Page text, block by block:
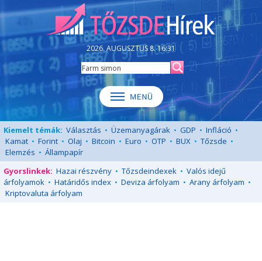
2026. AUGUSZTUS 8. 16:31
Kiemelt témák: Választás • Üzemanyagárak • GDP • Infláció •
Kamat • Forint • Olaj • Bitcoin • Euro • OTP • BUX • Tőzsde •
Elemzés • Állampapír
Gyorslinkek: Hazai részvény • Tőzsdeindexek • Valós idejű
árfolyamok • Határidős index • Deviza árfolyam • Arany árfolyam •
Kriptovaluta árfolyam